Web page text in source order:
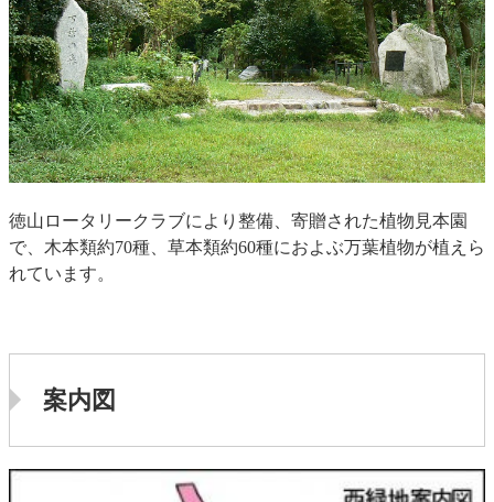
徳山ロータリークラブにより整備、寄贈された植物見本園
で、木本類約70種、草本類約60種におよぶ万葉植物が植えら
れています。
案内図